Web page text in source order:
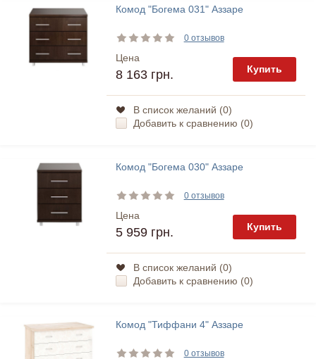
Комод "Богема 031" Аззаре
0 отзывов
Цена
8 163 грн. Купить
В список желаний (0)
Добавить к сравнению (0)
Комод "Богема 030" Аззаре
0 отзывов
Цена
5 959 грн. Купить
В список желаний (0)
Добавить к сравнению (0)
Комод "Тиффани 4" Аззаре
0 отзывов